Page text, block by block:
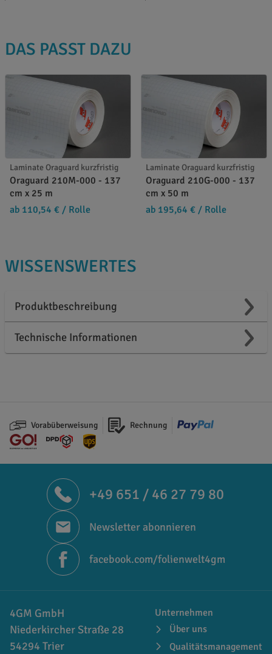
DAS PASST DAZU
Laminate Oraguard kurzfristig
Oraguard 210M-000 - 137
cm x 25 m
ab 110,54 € / Rolle
Laminate Oraguard kurzfristig
Oraguard 210G-000 - 137
cm x 50 m
ab 195,64 € / Rolle
WISSENSWERTES
Produktbeschreibung
Technische Informationen
Vorabüberweisung Rechnung
+49 651 / 46 27 79 80
Newsletter abonnieren
facebook.com/folienwelt4gm
4GM GmbH
Niederkircher Straße 28
54294 Trier
Unternehmen
Über uns
Qualitätsmanagement